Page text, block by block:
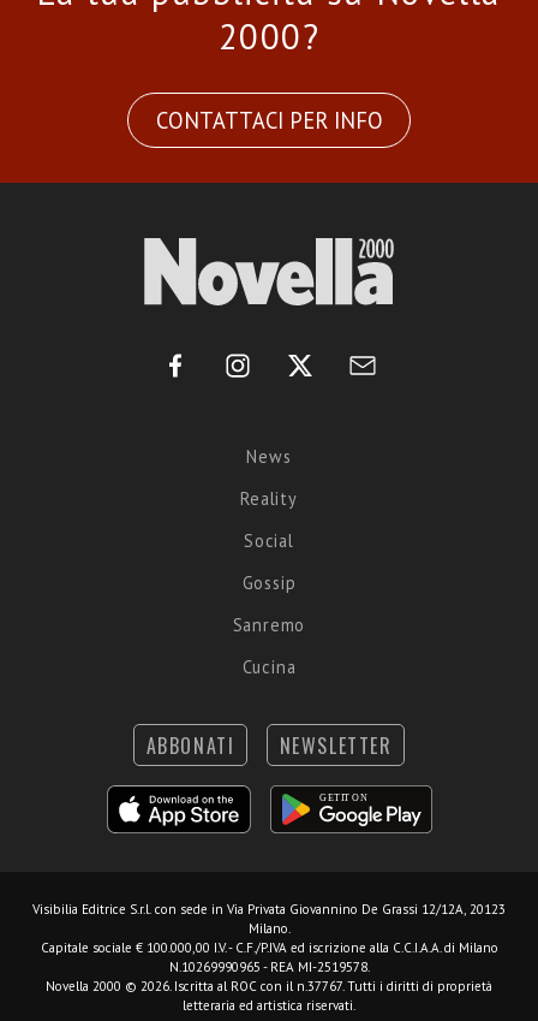
2000?
CONTATTACI PER INFO
News
Reality
Social
Gossip
Sanremo
Cucina
ABBONATI NEWSLETTER
Visibilia Editrice S.r.l. con sede in Via Privata Giovannino De Grassi 12/12A, 20123
Milano.
Capitale sociale € 100.000,00 I.V. - C.F./P.IVA ed iscrizione alla C.C.I.A.A. di Milano
N.10269990965 - REA MI-2519578.
Novella 2000 © 2026. Iscritta al ROC con il n.37767. Tutti i diritti di proprietà
letteraria ed artistica riservati.